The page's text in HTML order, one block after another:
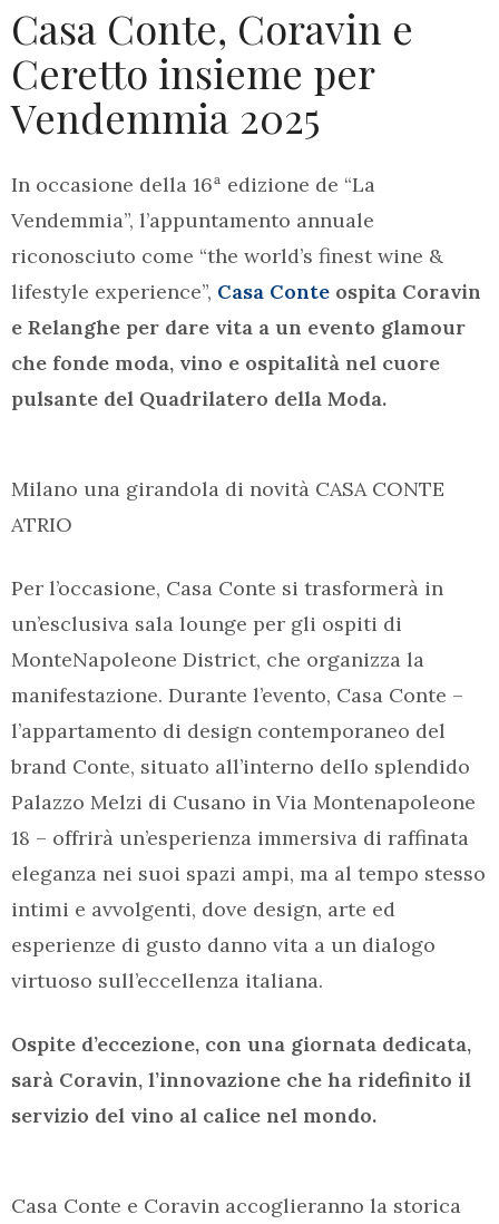
Casa Conte, Coravin e
Ceretto insieme per
Vendemmia 2025
In occasione della 16ª edizione de “La
Vendemmia”, l’appuntamento annuale
riconosciuto come “the world’s finest wine &
lifestyle experience”, Casa Conte ospita Coravin
e Relanghe per dare vita a un evento glamour
che fonde moda, vino e ospitalità nel cuore
pulsante del Quadrilatero della Moda.
Milano una girandola di novità CASA CONTE
ATRIO
Per l’occasione, Casa Conte si trasformerà in
un’esclusiva sala lounge per gli ospiti di
MonteNapoleone District, che organizza la
manifestazione. Durante l’evento, Casa Conte –
l’appartamento di design contemporaneo del
brand Conte, situato all’interno dello splendido
Palazzo Melzi di Cusano in Via Montenapoleone
18 – offrirà un’esperienza immersiva di raffinata
eleganza nei suoi spazi ampi, ma al tempo stesso
intimi e avvolgenti, dove design, arte ed
esperienze di gusto danno vita a un dialogo
virtuoso sull’eccellenza italiana.
Ospite d’eccezione, con una giornata dedicata,
sarà Coravin, l’innovazione che ha ridefinito il
servizio del vino al calice nel mondo.
Casa Conte e Coravin accoglieranno la storica